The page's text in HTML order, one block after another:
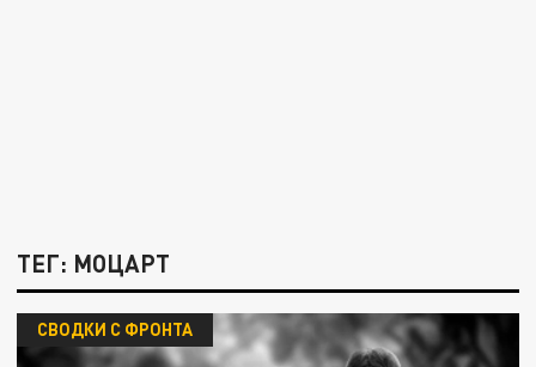
ТЕГ: МОЦАРТ
СВОДКИ С ФРОНТА